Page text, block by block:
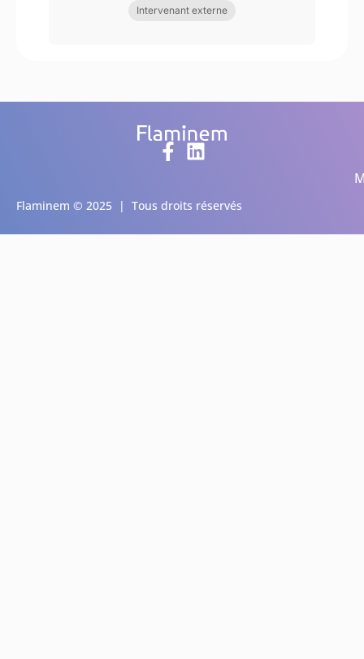
Intervenant externe
Flaminem © 2025 | Tous droits réservés